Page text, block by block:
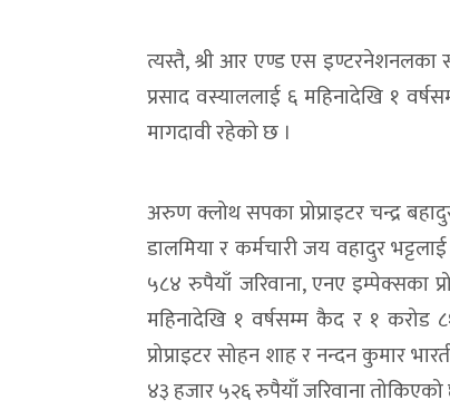
त्यस्तै, श्री आर एण्ड एस इण्टरनेशनलका
प्रसाद वस्याललाई ६ महिनादेखि १
मागदावी रहेको छ ।
अरुण क्लोथ सपका प्रोप्राइटर चन्द्र
डालमिया र कर्मचारी जय वहादुर
५८४ रुपैयाँ जरिवाना, एनए इम्पेक्सका
महिनादेखि १ वर्षसम्म कैद र १
प्रोप्राइटर सोहन शाह र नन्दन कुमार
४३ हजार ५२६ रुपैयाँ जरिवाना तोकिएको